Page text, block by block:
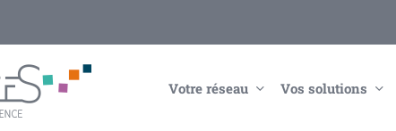
Votre réseau Vos solutions